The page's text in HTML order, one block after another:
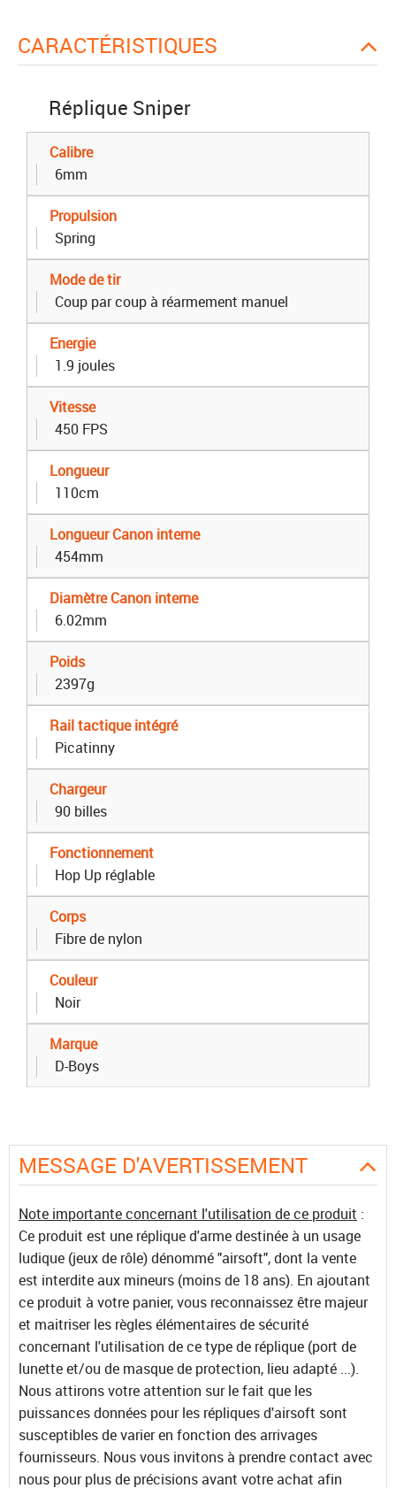
CARACTÉRISTIQUES
Réplique Sniper
Calibre
6mm
Propulsion
Spring
Mode de tir
Coup par coup à réarmement manuel
Energie
1.9 joules
Vitesse
450 FPS
Longueur
110cm
Longueur Canon interne
454mm
Diamètre Canon interne
6.02mm
Poids
2397g
Rail tactique intégré
Picatinny
Chargeur
90 billes
Fonctionnement
Hop Up réglable
Corps
Fibre de nylon
Couleur
Noir
Marque
D-Boys
MESSAGE D'AVERTISSEMENT
Note importante concernant l'utilisation de ce produit :
Ce produit est une réplique d'arme destinée à un usage
ludique (jeux de rôle) dénommé "airsoft", dont la vente
est interdite aux mineurs (moins de 18 ans). En ajoutant
ce produit à votre panier, vous reconnaissez être majeur
et maitriser les règles élémentaires de sécurité
concernant l'utilisation de ce type de réplique (port de
lunette et/ou de masque de protection, lieu adapté ...).
Nous attirons votre attention sur le fait que les
puissances données pour les répliques d'airsoft sont
susceptibles de varier en fonction des arrivages
fournisseurs. Nous vous invitons à prendre contact avec
nous pour plus de précisions avant votre achat afin